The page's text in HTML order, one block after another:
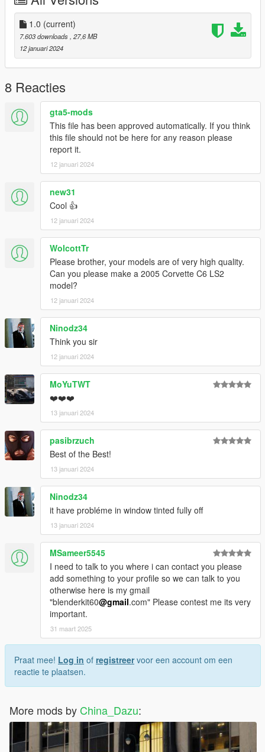
1.0 (current)
7.603 downloads , 27,6 MB
12 januari 2024
8 Reacties
gta5-mods
This file has been approved automatically. If you think
this file should not be here for any reason please
report it.
12 januari 2024
new31
Cool 👍
12 januari 2024
WolcottTr
Please brother, your models are of very high quality.
Can you please make a 2005 Corvette C6 LS2
model?
12 januari 2024
Ninodz34
Think you sir
12 januari 2024
MoYuTWT
❤️❤️❤️
13 januari 2024
pasibrzuch
Best of the Best!
13 januari 2024
Ninodz34
it have probléme in window tinted fully off
13 januari 2024
MSameer5545
I need to talk to you where i can contact you please
add something to your profile so we can talk to you
otherwise here is my gmail
"blenderkit60@gmail.com" Please contest me its very
important.
31 maart 2025
Praat mee! Log in of registreervoor een account om een
reactie te plaatsen.
More mods by China_Dazu: